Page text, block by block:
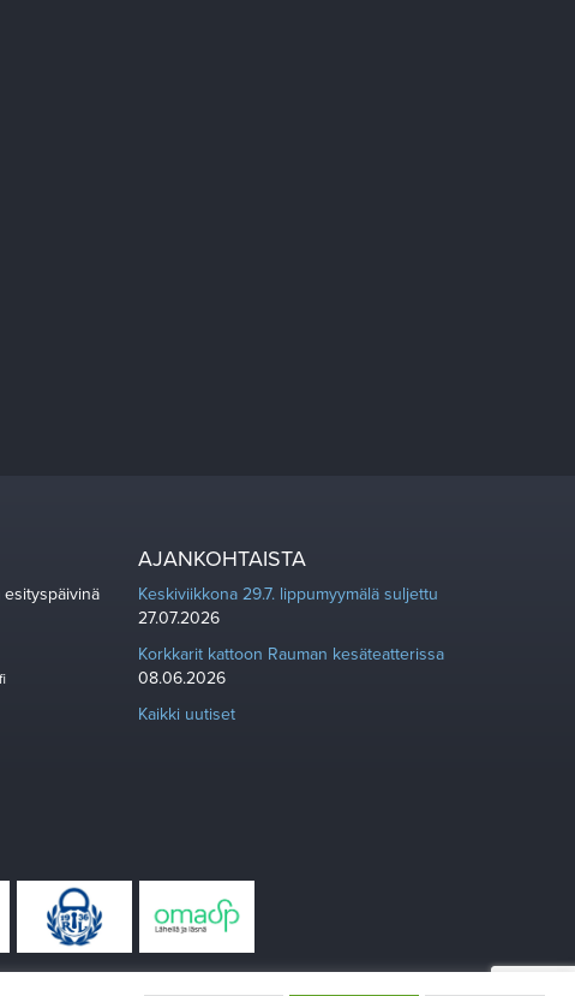
esityspäivinä
AJANKOHTAISTA
Keskiviikkona 29.7. lippumyymälä suljettu
27.07.2026
Korkkarit kattoon Rauman kesäteatterissa
08.06.2026
Kaikki uutiset